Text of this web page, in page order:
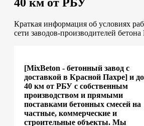
Краткая информация об условиях
сети заводов-производителей
[MixBeton - бетонный завод с
доставкой в Красной Пахре] и до
40 км от РБУ с собственным
производством и прямыми
поставками бетонных смесей на
частные, коммерческие и
строительные объекты. Мы